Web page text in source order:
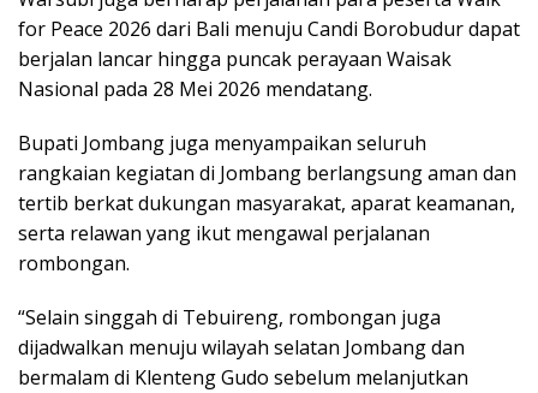
for Peace 2026 dari Bali menuju Candi Borobudur dapat
berjalan lancar hingga puncak perayaan Waisak
Nasional pada 28 Mei 2026 mendatang.
Bupati Jombang juga menyampaikan seluruh
rangkaian kegiatan di Jombang berlangsung aman dan
tertib berkat dukungan masyarakat, aparat keamanan,
serta relawan yang ikut mengawal perjalanan
rombongan.
“Selain singgah di Tebuireng, rombongan juga
dijadwalkan menuju wilayah selatan Jombang dan
bermalam di Klenteng Gudo sebelum melanjutkan